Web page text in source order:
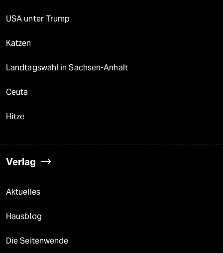
USA unter Trump
Katzen
Landtagswahl in Sachsen-Anhalt
Ceuta
Hitze
Verlag
Aktuelles
Hausblog
Die Seitenwende